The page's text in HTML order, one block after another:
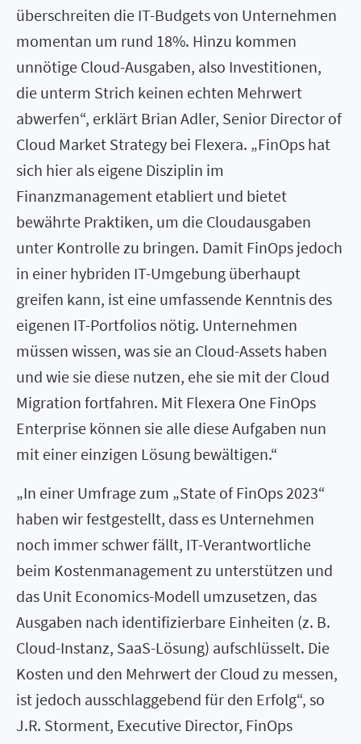
überschreiten die IT-Budgets von Unternehmen
momentan um rund 18%. Hinzu kommen
unnötige Cloud-Ausgaben, also Investitionen,
die unterm Strich keinen echten Mehrwert
abwerfen“, erklärt Brian Adler, Senior Director of
Cloud Market Strategy bei Flexera. „FinOps hat
sich hier als eigene Disziplin im
Finanzmanagement etabliert und bietet
bewährte Praktiken, um die Cloudausgaben
unter Kontrolle zu bringen. Damit FinOps jedoch
in einer hybriden IT-Umgebung überhaupt
greifen kann, ist eine umfassende Kenntnis des
eigenen IT-Portfolios nötig. Unternehmen
müssen wissen, was sie an Cloud-Assets haben
und wie sie diese nutzen, ehe sie mit der Cloud
Migration fortfahren. Mit Flexera One FinOps
Enterprise können sie alle diese Aufgaben nun
mit einer einzigen Lösung bewältigen.“
„In einer Umfrage zum „State of FinOps 2023“
haben wir festgestellt, dass es Unternehmen
noch immer schwer fällt, IT-Verantwortliche
beim Kostenmanagement zu unterstützen und
das Unit Economics-Modell umzusetzen, das
Ausgaben nach identifizierbare Einheiten (z. B.
Cloud-Instanz, SaaS-Lösung) aufschlüsselt. Die
Kosten und den Mehrwert der Cloud zu messen,
ist jedoch ausschlaggebend für den Erfolg“, so
J.R. Storment, Executive Director, FinOps